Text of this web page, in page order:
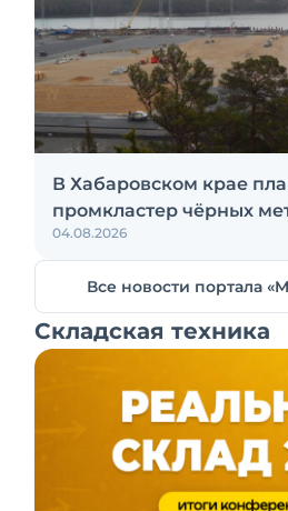
В Хабаровском крае
промкластер чёрных
04.08.2026
Все новости портала
Складская техника